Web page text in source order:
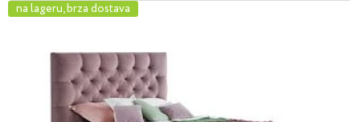
na lageru, brza dostava